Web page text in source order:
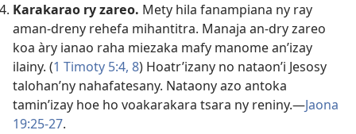
Karakarao ry zareo. Mety hila fanampiana ny ray
aman-dreny rehefa mihantitra. Manaja an-dry zareo
koa àry ianao raha miezaka mafy manome an’izay
ilainy. (1 Timoty 5:4, 8) Hoatr’izany no nataon’i Jesosy
talohan’ny nahafatesany. Nataony azo antoka
tamin’izay hoe ho voakarakara tsara ny reniny.—Jaona
19:25-27.